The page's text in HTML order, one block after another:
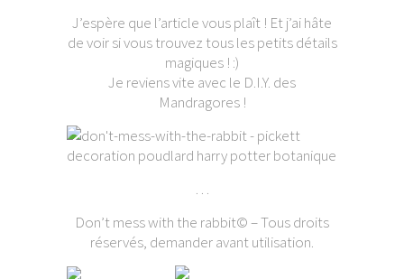
J’espère que l’article vous plaît ! Et j’ai hâte
de voir si vous trouvez tous les petits détails
magiques ! :)
Je reviens vite avec le D.I.Y. des
Mandragores !
…
Don’t mess with the rabbit© – Tous droits
réservés, demander avant utilisation.